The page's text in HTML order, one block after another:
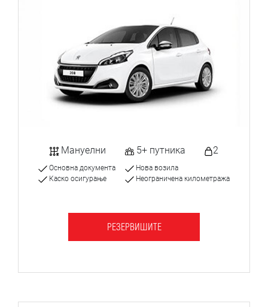
Мануелни 5+ путника 2
Основна документа
Каско осигурање
Нова возила
Неограничена километража
РЕЗЕРВИШИТЕ